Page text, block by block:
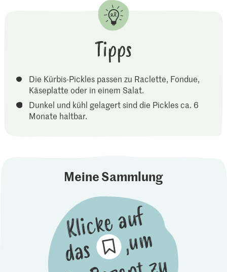
Tipps
Die Kürbis-Pickles passen zu Raclette, Fondue,
Käseplatte oder in einem Salat.
Dunkel und kühl gelagert sind die Pickles ca. 6
Monate haltbar.
Meine Sammlung